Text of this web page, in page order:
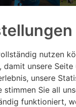
nutzen
unsere
unsere
Sie all
funktioniert,